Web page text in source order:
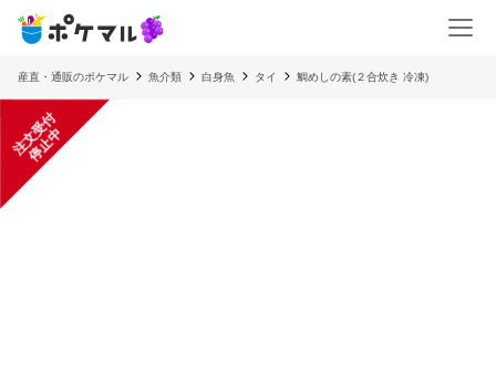
産直・通販のポケマル 魚介類 白身魚 タイ 鯛めしの素(２合炊き 冷凍)
注
文
受
付
停
止
中